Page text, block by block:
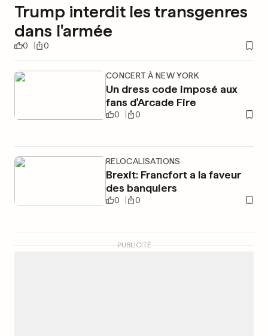
Trump interdit les transgenres
dans l'armée
0 0
CONCERT À NEW YORK
Un dress code imposé aux
fans d'Arcade Fire
0 0
RELOCALISATIONS
Brexit: Francfort a la faveur
des banquiers
0 0
PUBLICITÉ